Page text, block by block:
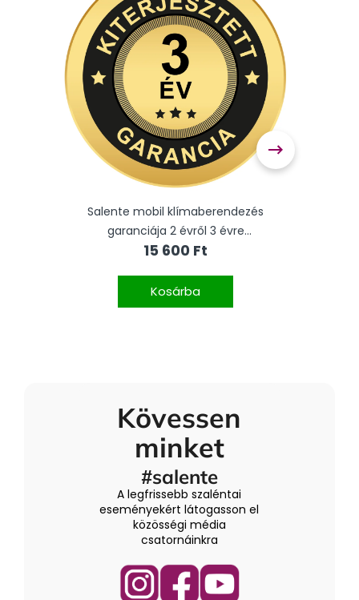
Salente mobil klímaberendezés
garanciája 2 évről 3 évre
meghosszabbítva
15 600 Ft
Kosárba
Kövessen
minket
#salente
A legfrissebb szaléntai
eseményekért látogasson el
közösségi média
csatornáinkra